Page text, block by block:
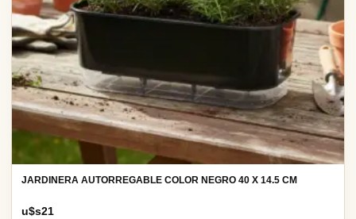
JARDINERA AUTORREGABLE COLOR NEGRO 40 X 14.5 CM
u$s21